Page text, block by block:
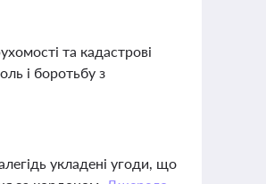
та кадастрові
і боротьбу з
укладені угоди, що